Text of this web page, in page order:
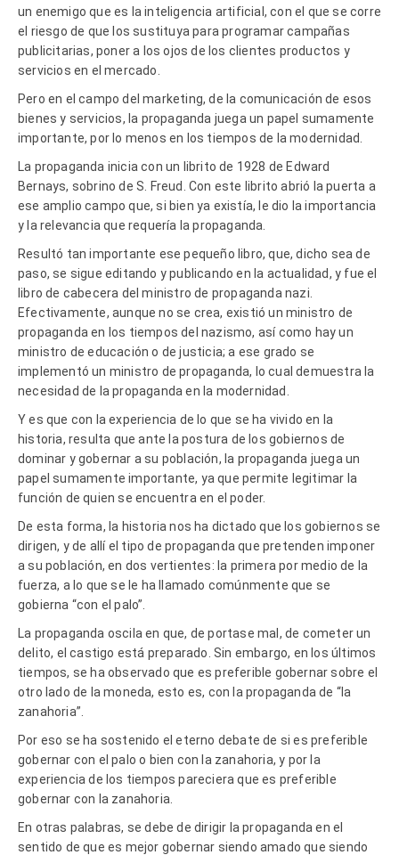
un enemigo que es la inteligencia artificial, con el que se corre
el riesgo de que los sustituya para programar campañas
publicitarias, poner a los ojos de los clientes productos y
servicios en el mercado.
Pero en el campo del marketing, de la comunicación de esos
bienes y servicios, la propaganda juega un papel sumamente
importante, por lo menos en los tiempos de la modernidad.
La propaganda inicia con un librito de 1928 de Edward
Bernays, sobrino de S. Freud. Con este librito abrió la puerta a
ese amplio campo que, si bien ya existía, le dio la importancia
y la relevancia que requería la propaganda.
Resultó tan importante ese pequeño libro, que, dicho sea de
paso, se sigue editando y publicando en la actualidad, y fue el
libro de cabecera del ministro de propaganda nazi.
Efectivamente, aunque no se crea, existió un ministro de
propaganda en los tiempos del nazismo, así como hay un
ministro de educación o de justicia; a ese grado se
implementó un ministro de propaganda, lo cual demuestra la
necesidad de la propaganda en la modernidad.
Y es que con la experiencia de lo que se ha vivido en la
historia, resulta que ante la postura de los gobiernos de
dominar y gobernar a su población, la propaganda juega un
papel sumamente importante, ya que permite legitimar la
función de quien se encuentra en el poder.
De esta forma, la historia nos ha dictado que los gobiernos se
dirigen, y de allí el tipo de propaganda que pretenden imponer
a su población, en dos vertientes: la primera por medio de la
fuerza, a lo que se le ha llamado comúnmente que se
gobierna “con el palo”.
La propaganda oscila en que, de portase mal, de cometer un
delito, el castigo está preparado. Sin embargo, en los últimos
tiempos, se ha observado que es preferible gobernar sobre el
otro lado de la moneda, esto es, con la propaganda de “la
zanahoria”.
Por eso se ha sostenido el eterno debate de si es preferible
gobernar con el palo o bien con la zanahoria, y por la
experiencia de los tiempos pareciera que es preferible
gobernar con la zanahoria.
En otras palabras, se debe de dirigir la propaganda en el
sentido de que es mejor gobernar siendo amado que siendo